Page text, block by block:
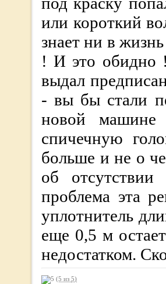
или короткий
знает ни в
! И это обидно
выдал
- вы бы стали
новой машине
спичечную
больше и не о
об отсутствии
проблема эта
уплотнитель
еще 0,5 м
недостатком.
(5 из 5)